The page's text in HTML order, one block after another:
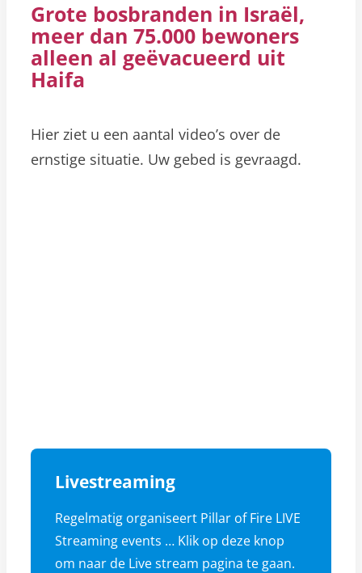
Grote bosbranden in Israël,
meer dan 75.000 bewoners
alleen al geëvacueerd uit
Haifa
Hier ziet u een aantal video’s over de
ernstige situatie. Uw gebed is gevraagd.
Livestreaming
Regelmatig organiseert Pillar of Fire LIVE
Streaming events … Klik op deze knop
om naar de Live stream pagina te gaan.